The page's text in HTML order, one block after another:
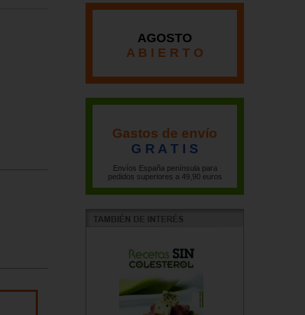
AGOSTO
A B I E R T O
Gastos de envío
G R A T I S
Envíos España península para
pedidos superiores a 49,90 euros